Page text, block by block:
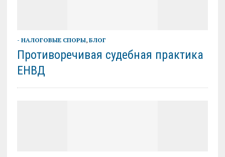
- НАЛОГОВЫЕ СПОРЫ, БЛОГ
Противоречивая судебная практика
ЕНВД